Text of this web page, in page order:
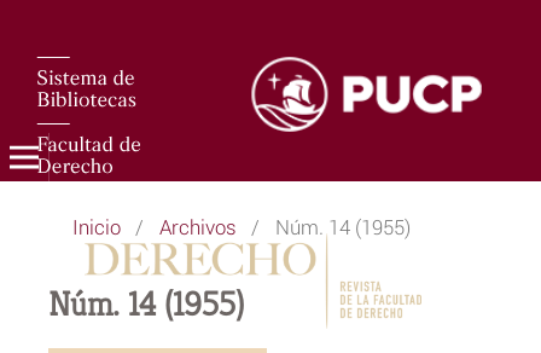
Inicio / Archivos / Núm. 14 (1955)
Núm. 14 (1955)